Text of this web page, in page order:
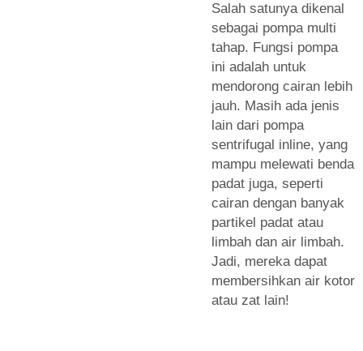
Salah satunya dikenal
sebagai pompa multi
tahap. Fungsi pompa
ini adalah untuk
mendorong cairan lebih
jauh. Masih ada jenis
lain dari pompa
sentrifugal inline, yang
mampu melewati benda
padat juga, seperti
cairan dengan banyak
partikel padat atau
limbah dan air limbah.
Jadi, mereka dapat
membersihkan air kotor
atau zat lain!